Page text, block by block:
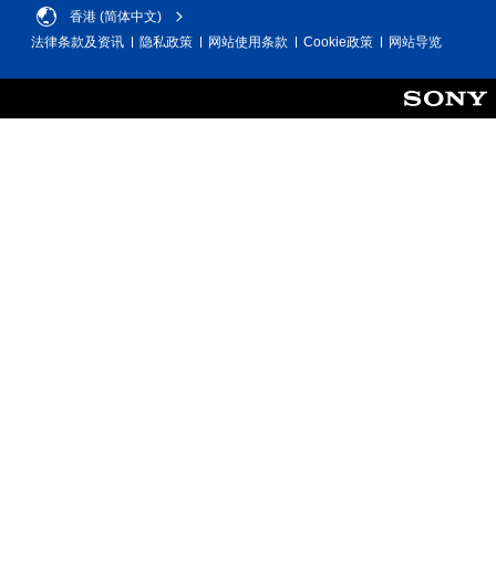
香港 (简体中文)
法律条款及资讯
隐私政策 网站使用条款 Cookie政策 网站导览